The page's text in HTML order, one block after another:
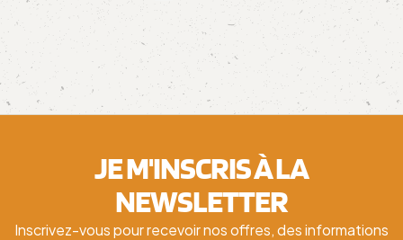
JE M'INSCRIS À LA
NEWSLETTER
Inscrivez-vous pour recevoir nos offres, des informations